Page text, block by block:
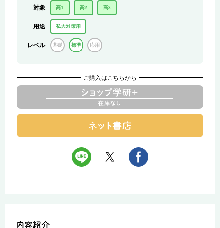
対象 高1 高2 高3
用途 私大対策用
レベル 基礎 標準 応用
ご購入はこちらから